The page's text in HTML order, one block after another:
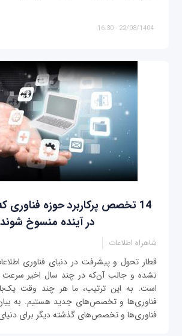
22/08/1404 - 16:30
14 تخصص پرکاربرد حوزه
در آینده منسوخ ‌شوند
شاهراه اطلاعات
قطار تحول و پیشرفت در دنیای فناوری
نشده و جالب آن‌که در چند سال اخیر سرعت
است. به این ترتیب، ما هر چند وقت
فناوری‌ها و تخصص‌های جدید هستیم. به
فناوری‌ها و تخصص‌های گذشته دیگر برای